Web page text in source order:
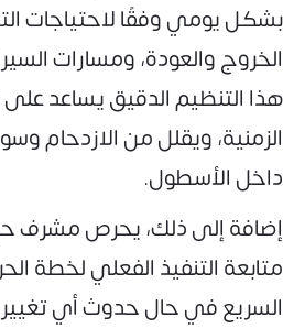
بشكل يومي وفقًا لاحتياجات
الخروج والعودة، ومسارات
هذا التنظيم الدقيق يساعد على
الزمنية، ويقلل من الازدحام
داخل الأسطول.
إضافة إلى ذلك، يحرص مشرف
متابعة التنفيذ الفعلي لخطة
السريع في حال حدوث أي تغيير